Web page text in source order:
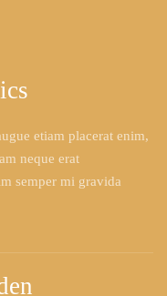
etiam placerat enim,
neque erat
semper mi gravida